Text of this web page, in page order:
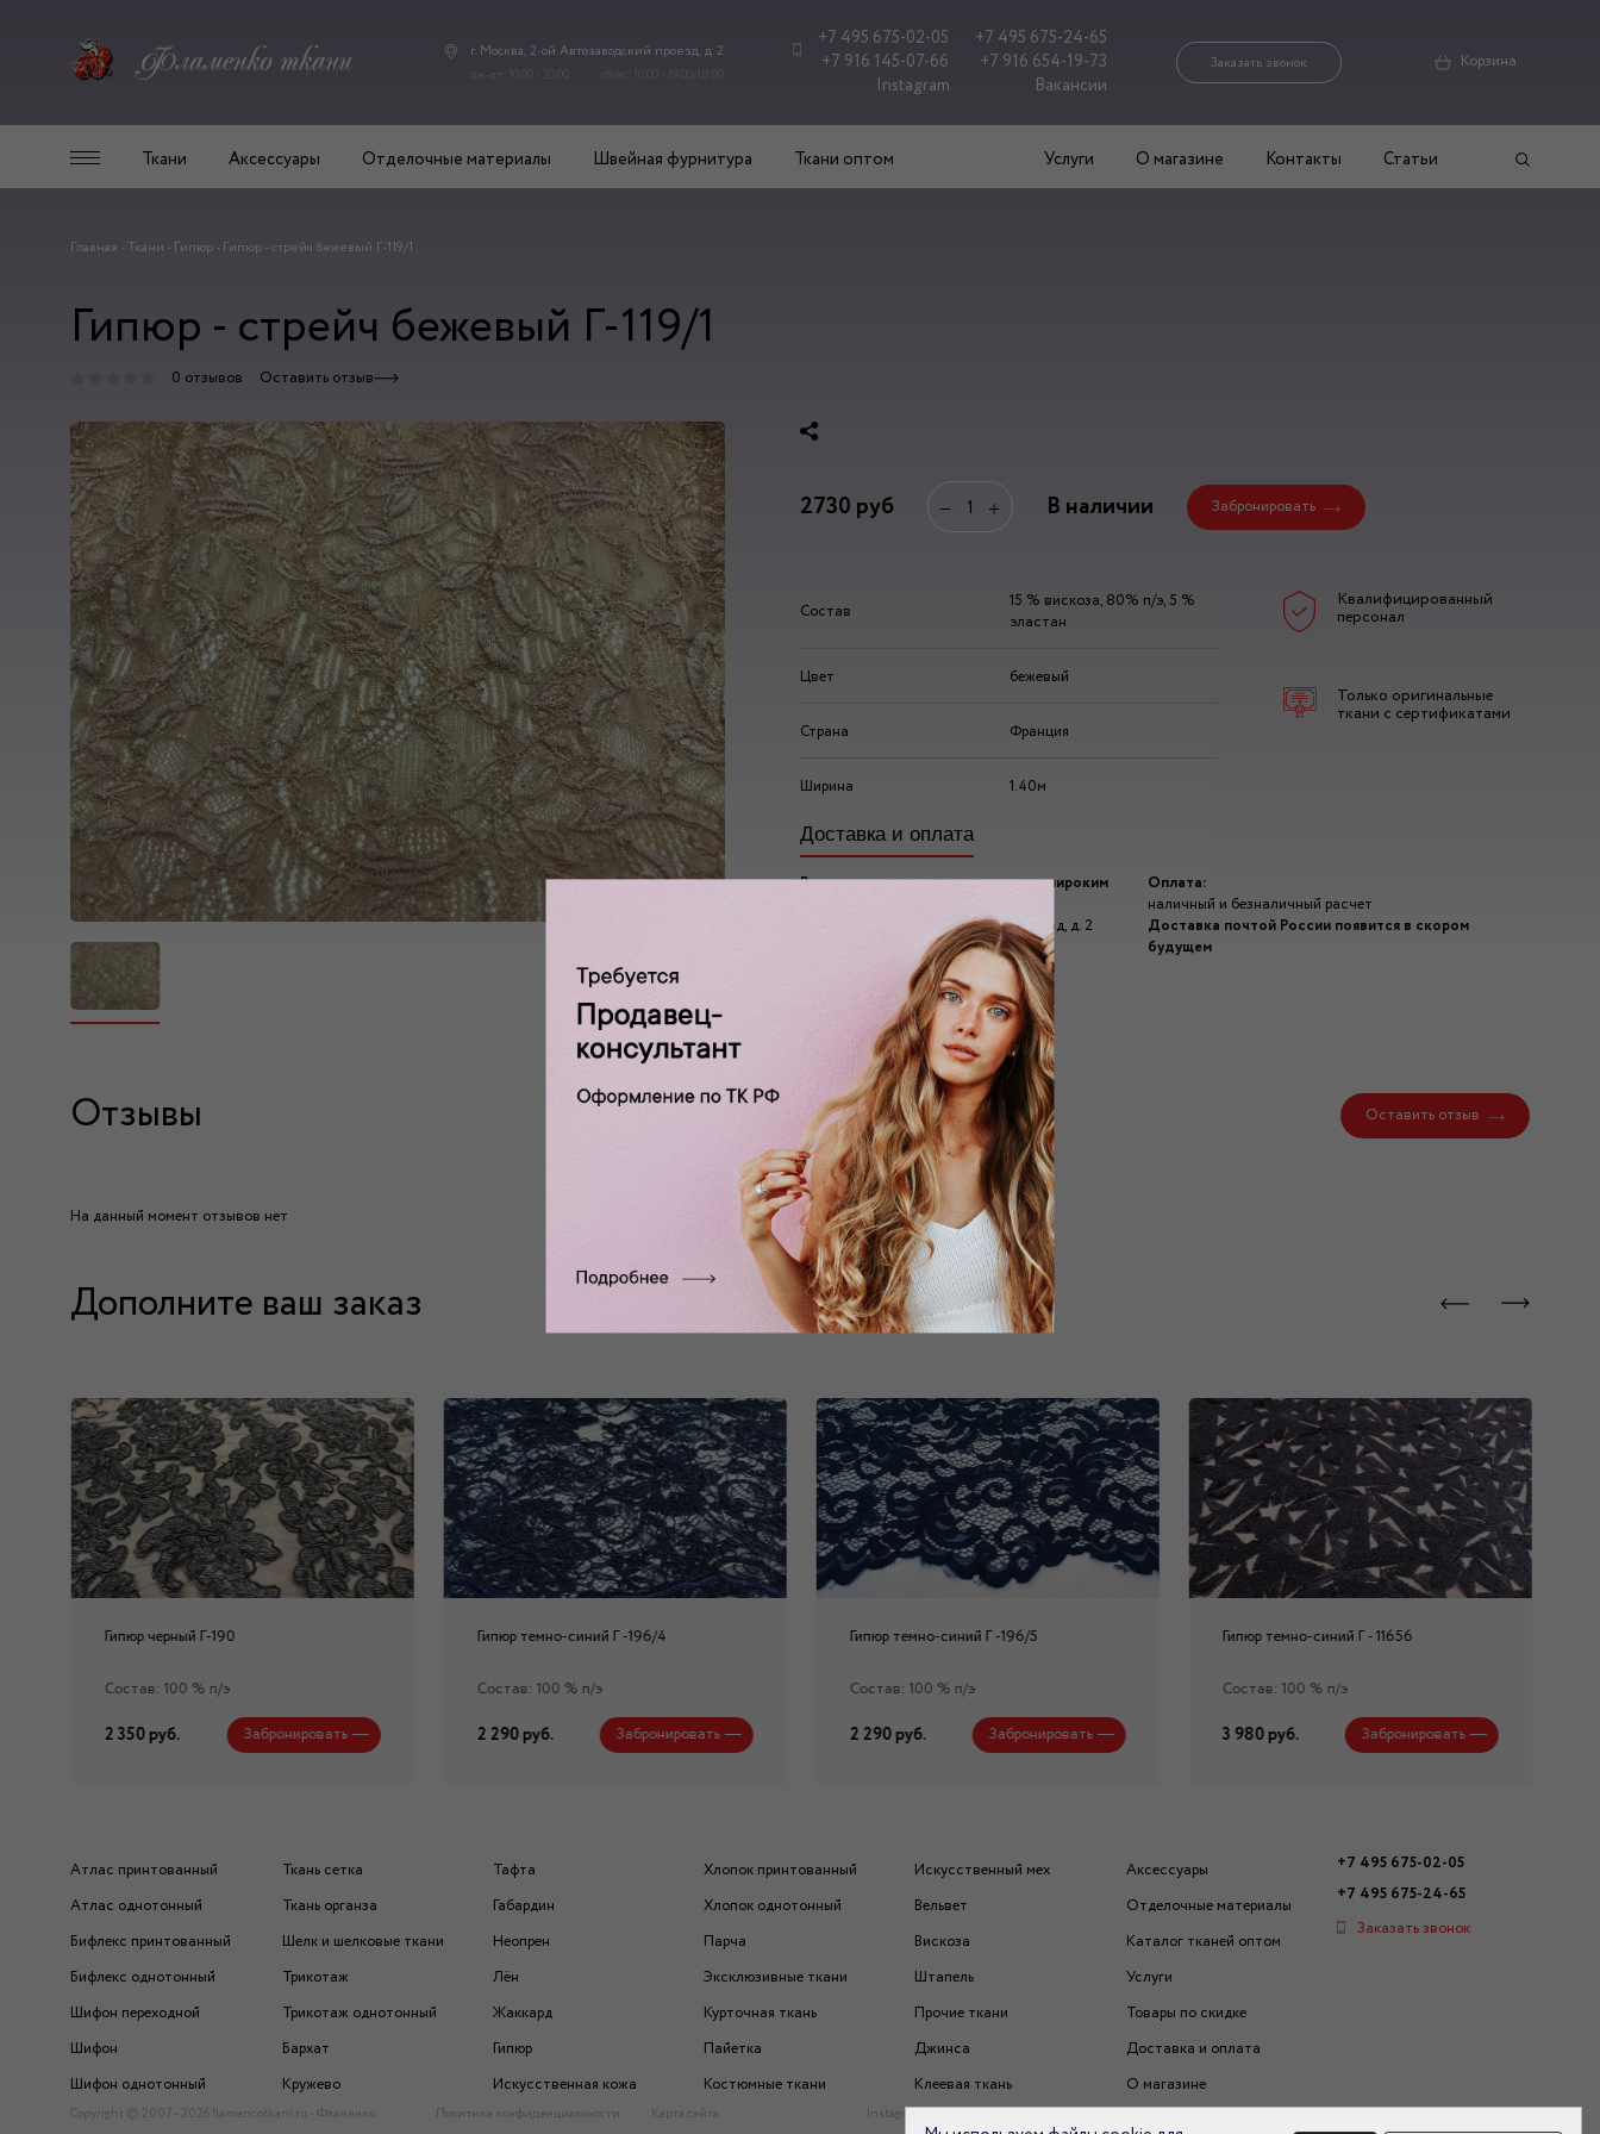
г. Москва, 2-ой Автозаводский проезд, д. 2
+7 495 675-02-05
+7 495 675-24-65
+7 916 145-07-66
+7 916 654-19-73
Instagram
Вакансии
Заказать звонок Корзина
Ткани Аксессуары Отделочные материалы Швейная фурнитура Ткани оптом Услуги О магазине Контакты Статьи
Главная - Ткани - Гипюр- Гипюр - стрейч бежевый Г-119/1
Гипюр - стрейч бежевый Г-119/1
0 отзывов Оставить отзыв
2730 руб − + В наличии Забронировать
Состав
15 % вискоза, 80% п/э, 5 %
эластан
Цвет бежевый
Страна Франция
Ширина 1.40м
Квалифицированный
персонал
Только оригинальные
ткани с сертификатами
Доставка и оплата
Вы можете ознакомиться с нашим широким
г. Москва, 2-ой Автозаводский проезд, д. 2
Ждем вас у нас в:
пн-пт: 10.00 - 20.00
сб/вс: 10.00 - 19.00/18.00
Оплата:
наличный и безналичный расчет
Доставка почтой России появится в скором
будущем
Отзывы Оставить отзыв
На данный момент отзывов нет
Дополните ваш заказ
Гипюр черный Г-190
Состав: 100 % п/э
2 350 руб. Забронировать
Гипюр темно-синий Г -196/4
Состав: 100 % п/э
2 290 руб. Забронировать
Гипюр темно-синий Г -196/5
Состав: 100 % п/э
2 290 руб. Забронировать
Гипюр темно-синий Г - 11656
Состав: 100 % п/э
3 980 руб. Забронировать
Атлас принтованный
Атлас однотонный
Бифлекс принтованный
Бифлекс однотонный
Шифон переходной
Шифон
Шифон однотонный
Ткань сетка
Ткань органза
Шелк и шелковые ткани
Трикотаж
Трикотаж однотонный
Бархат
Кружево
Тафта
Габардин
Неопрен
Лён
Жаккард
Гипюр
Искусственная кожа
Хлопок принтованный
Хлопок однотонный
Парча
Эксклюзивные ткани
Курточная ткань
Пайетка
Костюмные ткани
Искусственный мех
Вельвет
Вискоза
Штапель
Прочие ткани
Джинса
Клеевая ткань
Аксессуары
Отделочные материалы
Каталог тканей оптом
Услуги
Товары по скидке
Доставка и оплата
О магазине
+7 495 675-02-05
+7 495 675-24-65
Заказать звонок
Copyright © 2007 - 2026 flamencotkani.ru - Фламенко Политика конфиденциальности Карта сайта Instagram